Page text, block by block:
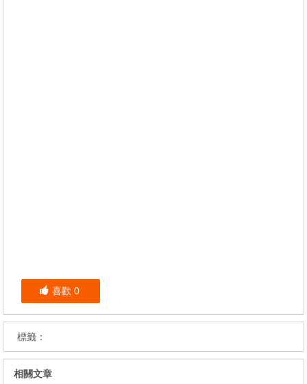
喜歡 0
標籤：
相關文章